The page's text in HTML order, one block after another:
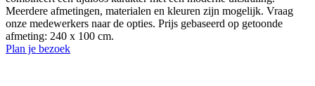
Meerdere afmetingen, materialen en kleuren zijn mogelijk. Vraag
onze medewerkers naar de opties. Prijs gebaseerd op getoonde
afmeting: 240 x 100 cm.
Plan je bezoek